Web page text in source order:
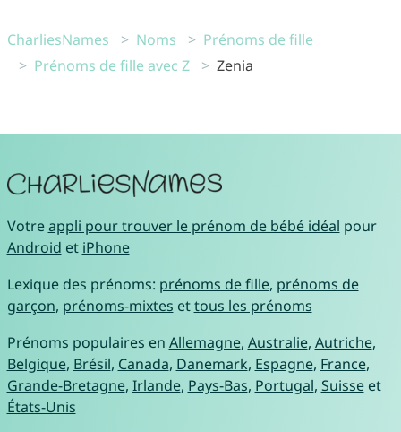
CharliesNames Noms
Prénoms de fille
Prénoms de fille avec Z
Zenia
Votreappli pour trouver le prénom de bébé idéal pour
Android et iPhone
Lexique des prénoms: prénoms de fille, prénoms de
garçon, prénoms-mixtes ettous les prénoms
Prénoms populaires en Allemagne, Australie, Autriche,
Belgique, Brésil, Canada, Danemark, Espagne, France,
Grande-Bretagne, Irlande, Pays-Bas, Portugal, Suisseet
États-Unis